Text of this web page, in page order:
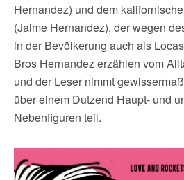
Hernandez) und dem
(Jaime Hernandez), der wegen
in der Bevölkerung auch als
Bros Hernandez erzählen vom
und der Leser nimmt
über einem Dutzend Haupt- und
Nebenfiguren teil.